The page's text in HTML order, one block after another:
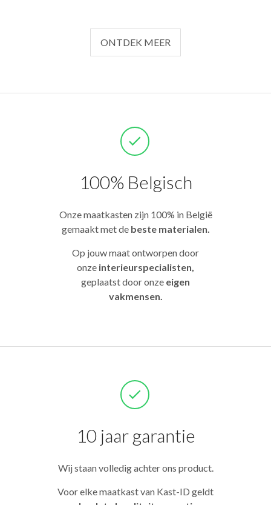
ONTDEK MEER
100% Belgisch
Onze maatkasten zijn 100% in België
gemaakt met de beste materialen.
Op jouw maat ontworpen door
onze interieurspecialisten,
geplaatst door onze eigen
vakmensen.
10 jaar garantie
Wij staan volledig achter ons product.
Voor elke maatkast van Kast-ID geldt